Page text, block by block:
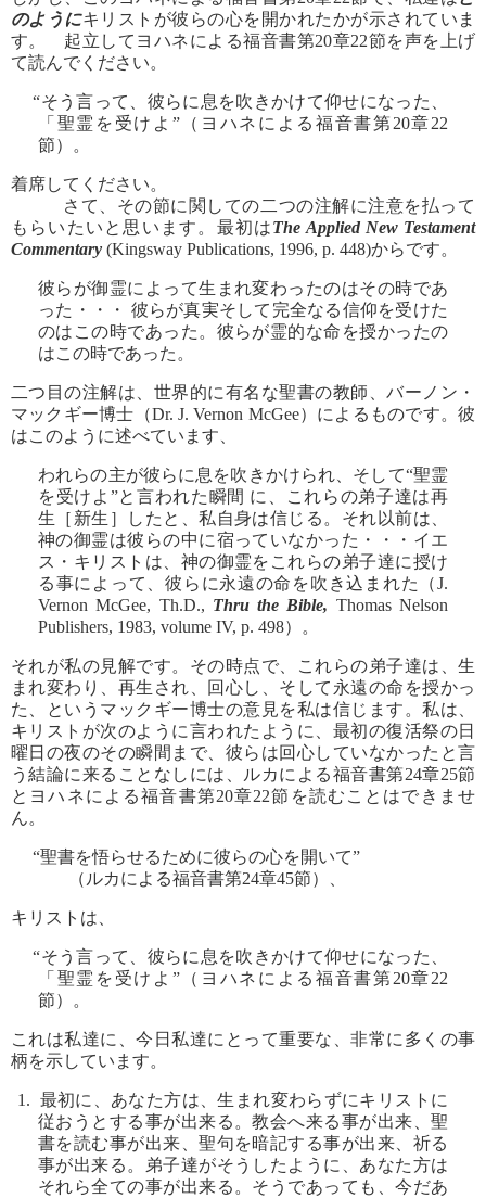
のようにキリストが彼らの心を開かれたかが示されていま
す。 起立してヨハネによる福音書第20章22節を声を上げ
て読んでください。
“そう言って、彼らに息を吹きかけて仰せになった、
「聖霊を受けよ”（ヨハネによる福音書第20章22
節）。
着席してください。
さて、その節に関しての二つの注解に注意を払って
もらいたいと思います。最初はThe Applied New Testament
Commentary (Kingsway Publications, 1996, p. 448)からです。
彼らが御霊によって生まれ変わったのはその時であ
った・・・ 彼らが真実そして完全なる信仰を受けた
のはこの時であった。彼らが霊的な命を授かったの
はこの時であった。
二つ目の注解は、世界的に有名な聖書の教師、バーノン・
マックギー博士（Dr. J. Vernon McGee）によるものです。彼
はこのように述べています、
われらの主が彼らに息を吹きかけられ、そして“聖霊
を受けよ”と言われた瞬間 に、これらの弟子達は再
生［新生］したと、私自身は信じる。それ以前は、
神の御霊は彼らの中に宿っていなかった・・・イエ
ス・キリストは、神の御霊をこれらの弟子達に授け
る事によって、彼らに永遠の命を吹き込まれた（J.
Vernon McGee, Th.D., Thru the Bible, Thomas Nelson
Publishers, 1983, volume IV, p. 498）。
それが私の見解です。その時点で、これらの弟子達は、生
まれ変わり、再生され、回心し、そして永遠の命を授かっ
た、というマックギー博士の意見を私は信じます。私は、
キリストが次のように言われたように、最初の復活祭の日
曜日の夜のその瞬間まで、彼らは回心していなかったと言
う結論に来ることなしには、ルカによる福音書第24章25節
とヨハネによる福音書第20章22節を読むことはできませ
ん。
“聖書を悟らせるために彼らの心を開いて”
（ルカによる福音書第24章45節）、
キリストは、
“そう言って、彼らに息を吹きかけて仰せになった、
「聖霊を受けよ”（ヨハネによる福音書第20章22
節）。
これは私達に、今日私達にとって重要な、非常に多くの事
柄を示しています。
1. 最初に、あなた方は、生まれ変わらずにキリストに
従おうとする事が出来る。教会へ来る事が出来、聖
書を読む事が出来、聖句を暗記する事が出来、祈る
事が出来る。弟子達がそうしたように、あなた方は
それら全ての事が出来る。そうであっても、今だあ